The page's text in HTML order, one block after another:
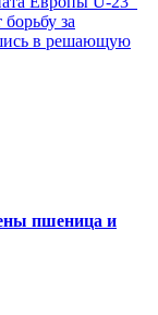
за
в решающую
пшеница и